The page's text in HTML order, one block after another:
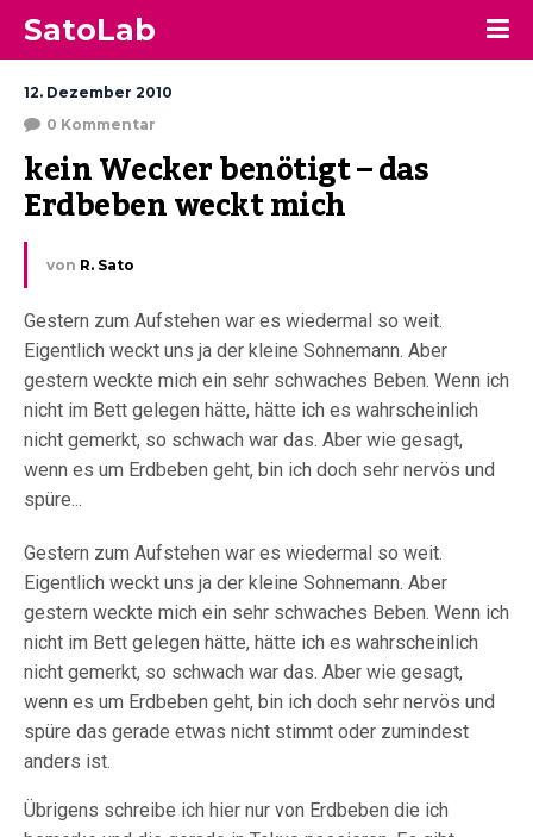
SatoLab
12. Dezember 2010
0 Kommentar
kein Wecker benötigt – das
Erdbeben weckt mich
von R. Sato
Gestern zum Aufstehen war es wiedermal so weit.
Eigentlich weckt uns ja der kleine Sohnemann. Aber
gestern weckte mich ein sehr schwaches Beben. Wenn ich
nicht im Bett gelegen hätte, hätte ich es wahrscheinlich
nicht gemerkt, so schwach war das. Aber wie gesagt,
wenn es um Erdbeben geht, bin ich doch sehr nervös und
spüre...
Gestern zum Aufstehen war es wiedermal so weit.
Eigentlich weckt uns ja der kleine Sohnemann. Aber
gestern weckte mich ein sehr schwaches Beben. Wenn ich
nicht im Bett gelegen hätte, hätte ich es wahrscheinlich
nicht gemerkt, so schwach war das. Aber wie gesagt,
wenn es um Erdbeben geht, bin ich doch sehr nervös und
spüre das gerade etwas nicht stimmt oder zumindest
anders ist.
Übrigens schreibe ich hier nur von Erdbeben die ich